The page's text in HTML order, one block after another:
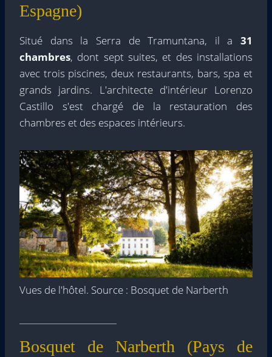
Espagne)
Situé dans la Serra de Tramuntana, il a 31
chambres, dont sept suites, et des installations
avec trois piscines, deux restaurants, bars, spa et
grands jardins. L'architecte d'intérieur Lorenzo
Castillo s'est chargé de la restauration des
chambres et des espaces intérieurs.
Vues de l'hôtel. Source : Bosquet de Narberth
Bosquet de Narberth (Pays de